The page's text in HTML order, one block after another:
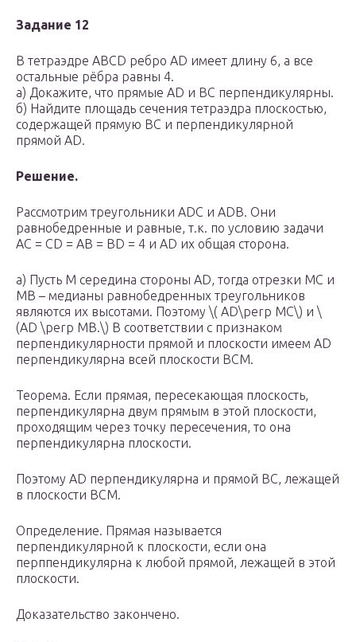
Задание 12
В тетраэдре ABCD ребро AD имеет длину 6, а все
остальные рёбра равны 4.
а) Докажите, что прямые AD и BC перпендикулярны.
б) Найдите площадь сечения тетраэдра плоскостью,
содержащей прямую BC и перпендикулярной
прямой AD.
Решение.
Рассмотрим треугольники ADC и ADB. Они
равнобедренные и равные, т.к. по условию задачи
AC = CD = AB = BD = 4 и AD их общая сторона.
а) Пусть M середина стороны AD, тогда отрезки MC и
МВ – медианы равнобедренных треугольников
являются их высотами. Поэтому \( AD\perp MC\) и \
(AD \perp MB.\) В соответствии с признаком
перпендикулярности прямой и плоскости имеем AD
перпендикулярна всей плоскости BCM.
Теорема. Если прямая, пересекающая плоскость,
перпендикулярна двум прямым в этой плоскости,
проходящим через точку пересечения, то она
перпендикулярна плоскости.
Поэтому AD перпендикулярна и прямой BC, лежащей
в плоскости BCM.
Определение. Прямая называется
перпендикулярной к плоскости, если она
перппендикулярна к любой прямой, лежащей в этой
плоскости.
Доказательство закончено.